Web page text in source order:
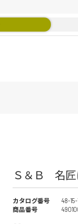
Ｓ＆Ｂ 名匠
カタログ番号
48-
商品番号